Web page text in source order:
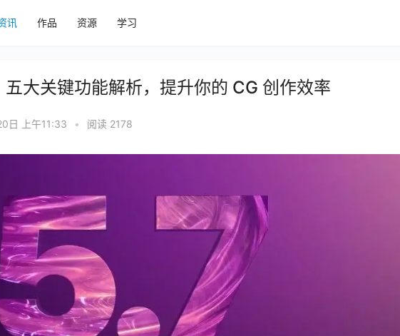
讯 作品 资源 学习
大关键功能解析，提升你的 CG 创作效率
日 上午11:33 • 阅读 2178